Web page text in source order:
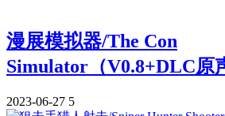
漫展模拟器/The Con
Simulator（V0.8+DLC原
2023-06-27 5